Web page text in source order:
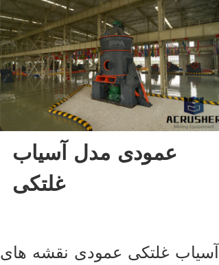
عمودی مدل آسیاب
غلتکی
آسیاب غلتکی عمودی نقشه های